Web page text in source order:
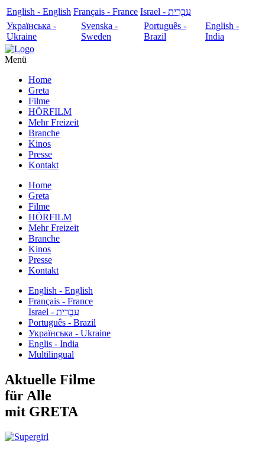
English - English Français - France
עִבְרִית - Israel
Українська -
Ukraine
Svenska -
Sweden
Português -
Brazil
English -
India
Menü
Home
Greta
Filme
HÖRFILM
Mehr Freizeit
Branche
Kinos
Presse
Kontakt
Home
Greta
Filme
HÖRFILM
Mehr Freizeit
Branche
Kinos
Presse
Kontakt
English - English
Français - France
עִבְרִית - Israel
Português - Brazil
Українська - Ukraine
Englis - India
Multilingual
Aktuelle Filme
für Alle
mit GRETA